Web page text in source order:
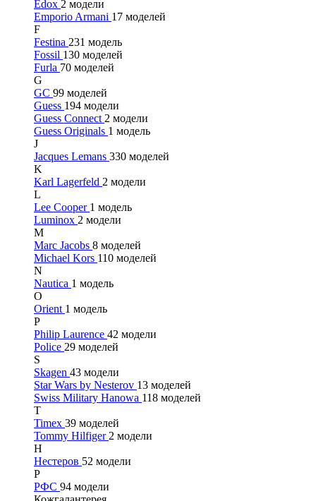
Edox 2 модели
Emporio Armani 17 моделей
F
Festina 231 модель
Fossil 130 моделей
Furla 70 моделей
G
GC 99 моделей
Guess 194 модели
Guess Connect 2 модели
Guess Originals 1 модель
J
Jacques Lemans 330 моделей
K
Karl Lagerfeld 2 модели
L
Lee Cooper 1 модель
Luminox 2 модели
M
Marc Jacobs 8 моделей
Michael Kors 110 моделей
N
Nautica 1 модель
O
Orient 1 модель
P
Philip Laurence 42 модели
Police 29 моделей
S
Skagen 43 модели
Star Wars by Nesterov 13 моделей
Swiss Military Hanowa 118 моделей
T
Timex 39 моделей
Tommy Hilfiger 2 модели
Н
Нестеров 52 модели
Р
РФС 94 модели